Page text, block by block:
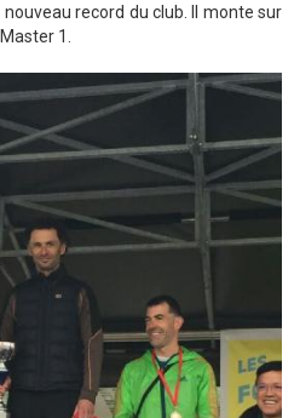
record du club. Il monte sur
1.